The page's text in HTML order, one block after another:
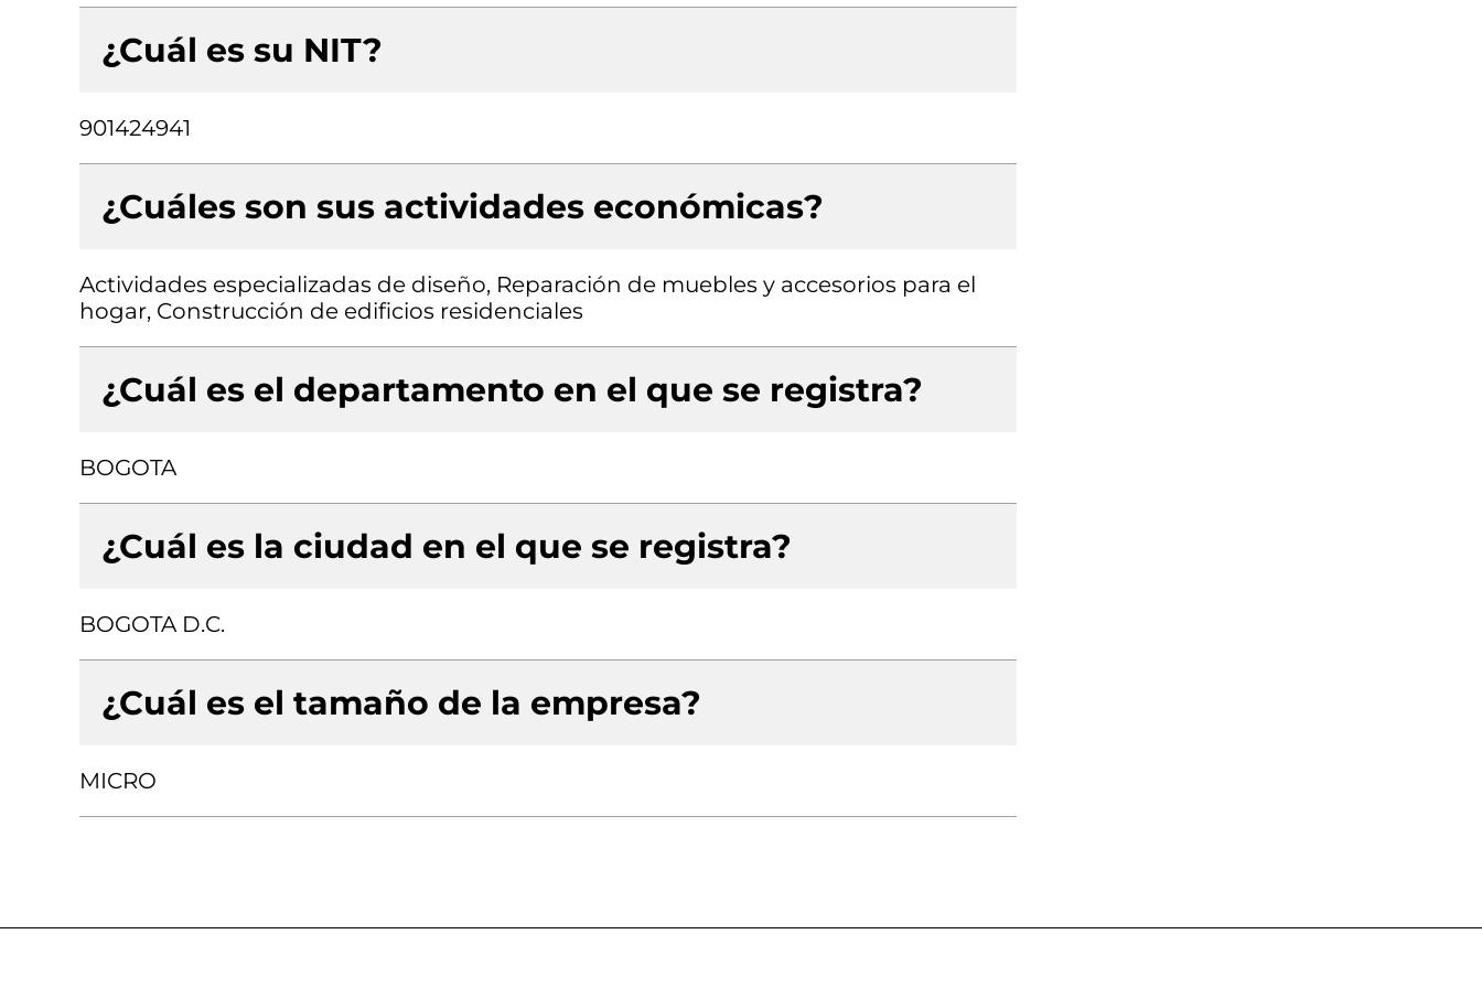
¿Cuál es su NIT?
901424941
¿Cuáles son sus actividades económicas?
Actividades especializadas de diseño, Reparación de muebles y accesorios para el
hogar, Construcción de edificios residenciales
¿Cuál es el departamento en el que se registra?
BOGOTA
¿Cuál es la ciudad en el que se registra?
BOGOTA D.C.
¿Cuál es el tamaño de la empresa?
MICRO